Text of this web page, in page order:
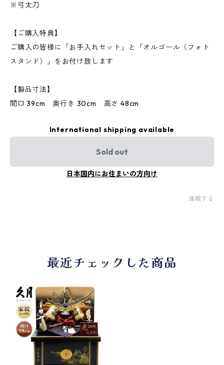
※弓太刀
【ご購入特典】
ご購入の皆様に「お手入れセット」と「オルゴール（フォト
スタンド）」をお付け致します
【製品寸法】
間口 39cm 奥行き 30cm 高さ 48cm
International shipping available
Sold out
日本国内にお住まいの方向け
通報する
最近チェックした商品